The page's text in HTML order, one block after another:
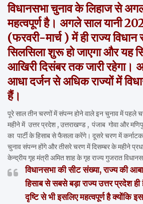
विधानसभा चुनाव के लिहाज से
महत्वपूर्ण है। अगले साल यानी
(फरवरी-मार्च ) में ही राज्य
सिलसिला शुरू हो जाएगा और यह
आखिरी दिसंबर तक जारी
आधा दर्जन से अधिक राज्यों में
हैं।
पूरे साल तीन चरणों में संपन्न होने वाले इन चुनाव में पहले
महीने में उत्तर प्रदेश , उत्तराखण्ड , पंजाब गोवा और
का पार्टी के हिसाब से फैसला करेंगे। दूसरे चरण में
चुनाव संपन्न होंगे और तीसरे चरण में दिसम्बर के महीने
केन्द्रीय गृह मंत्री अमित शाह के गृह राज्य गुजरात
विधानसभा की सीट संख्या, राज्य की
हिसाब से सबसे बड़ा राज्य उत्तर प्रदेश
दृष्टि से भी इसलिए महत्वपूर्ण है क्योंकि